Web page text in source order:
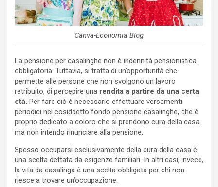
Canva-Economia Blog
La pensione per casalinghe non è indennità pensionistica
obbligatoria. Tuttavia, si tratta di un’opportunità che
permette alle persone che non svolgono un lavoro
retribuito, di percepire una rendita a partire da una certa
età. Per fare ciò è necessario effettuare versamenti
periodici nel cosiddetto fondo pensione casalinghe, che è
proprio dedicato a coloro che si prendono cura della casa,
ma non intendo rinunciare alla pensione.
Spesso occuparsi esclusivamente della cura della casa è
una scelta dettata da esigenze familiari. In altri casi, invece,
la vita da casalinga è una scelta obbligata per chi non
riesce a trovare un’occupazione.